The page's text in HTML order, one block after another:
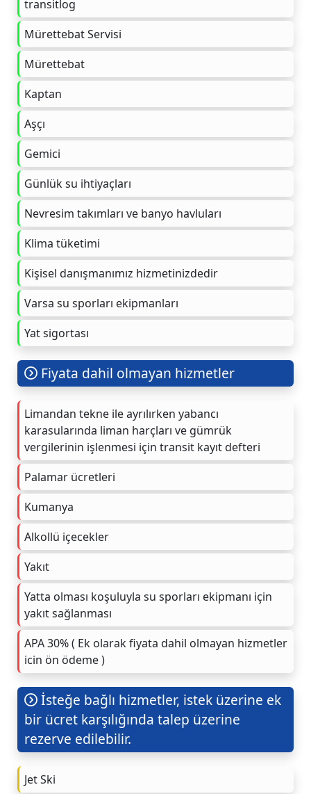
transitlog
Mürettebat Servisi
Mürettebat
Kaptan
Aşçı
Gemici
Günlük su ihtiyaçları
Nevresim takımları ve banyo havluları
Klima tüketimi
Kişisel danışmanımız hizmetinizdedir
Varsa su sporları ekipmanları
Yat sigortası
Fiyata dahil olmayan hizmetler
Limandan tekne ile ayrılırken yabancı
karasularında liman harçları ve gümrük
vergilerinin işlenmesi için transit kayıt defteri
Palamar ücretleri
Kumanya
Alkollü içecekler
Yakıt
Yatta olması koşuluyla su sporları ekipmanı için
yakıt sağlanması
APA 30% ( Ek olarak fiyata dahil olmayan hizmetler
icin ön ödeme )
İsteğe bağlı hizmetler, istek üzerine ek
bir ücret karşılığında talep üzerine
rezerve edilebilir.
Jet Ski